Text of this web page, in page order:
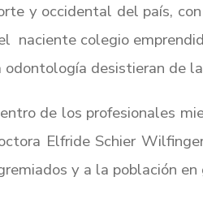
y occidental del país,
naciente colegio
odontología desistieran de
de los profesionales
Elfride Schier
y a la población en